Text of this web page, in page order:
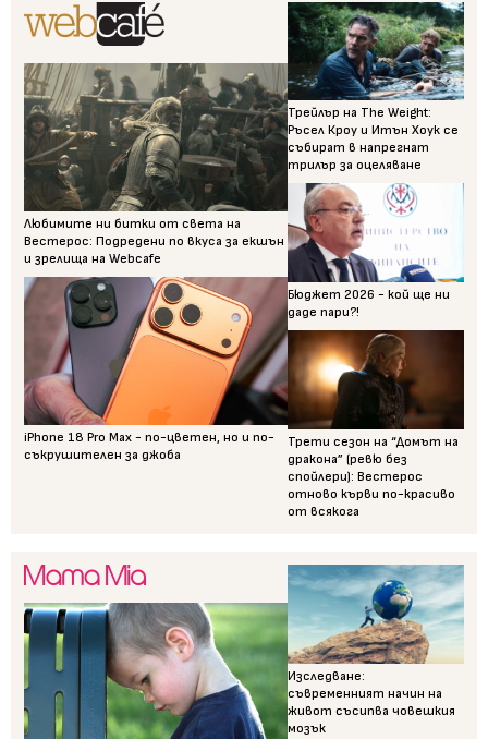
Любимите ни битки от света на
Вестерос: Подредени по вкуса за екшън
и зрелища на Webcafe
iPhone 18 Pro Max - по-цветен, но и по-
съкрушителен за джоба
Трейлър на The Weight:
Ръсел Кроу и Итън Хоук се
събират в напрегнат
трилър за оцеляване
Бюджет 2026 - кой ще ни
даде пари?!
Трети сезон на “Домът на
дракона” (ревю без
спойлери): Вестерос
отново кърви по-красиво
от всякога
Изследване:
съвременният начин на
живот съсипва човешкия
мозък